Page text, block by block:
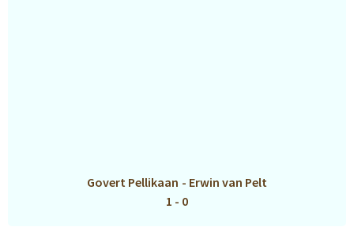
Govert Pellikaan - Erwin van Pelt
1 - 0